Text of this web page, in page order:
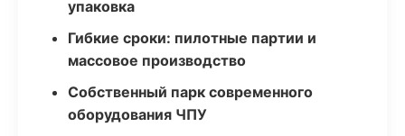
упаковка
Гибкие сроки: пилотные партии и
массовое производство
Собственный парк современного
оборудования ЧПУ